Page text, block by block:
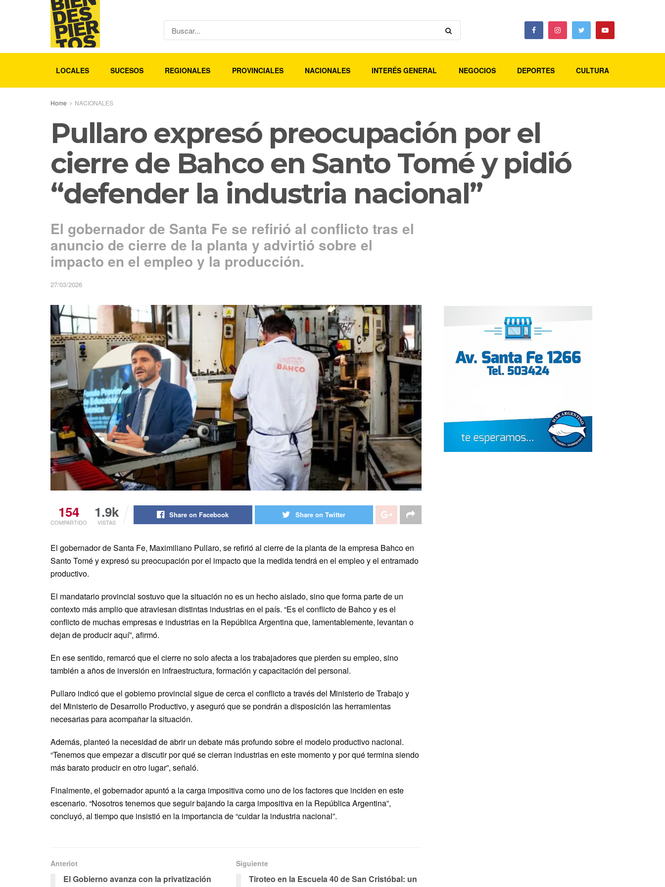
LOCALES SUCESOS REGIONALES PROVINCIALES NACIONALES INTERÉS GENERAL NEGOCIOS DEPORTES CULTURA
Home NACIONALES
Pullaro expresó preocupación por el
cierre de Bahco en Santo Tomé y pidió
“defender la industria nacional”
El gobernador de Santa Fe se refirió al conflicto tras el
anuncio de cierre de la planta y advirtió sobre el
impacto en el empleo y la producción.
27/03/2026
154
COMPARTIDO
1.9k
VISTAS
Share on Facebook Share on Twitter
El gobernador de Santa Fe, Maximiliano Pullaro, se refirió al cierre de la planta de la empresa Bahco en
Santo Tomé y expresó su preocupación por el impacto que la medida tendrá en el empleo y el entramado
productivo.
El mandatario provincial sostuvo que la situación no es un hecho aislado, sino que forma parte de un
contexto más amplio que atraviesan distintas industrias en el país. “Es el conflicto de Bahco y es el
conflicto de muchas empresas e industrias en la República Argentina que, lamentablemente, levantan o
dejan de producir aquí”, afirmó.
En ese sentido, remarcó que el cierre no solo afecta a los trabajadores que pierden su empleo, sino
también a años de inversión en infraestructura, formación y capacitación del personal.
Pullaro indicó que el gobierno provincial sigue de cerca el conflicto a través del Ministerio de Trabajo y
del Ministerio de Desarrollo Productivo, y aseguró que se pondrán a disposición las herramientas
necesarias para acompañar la situación.
Además, planteó la necesidad de abrir un debate más profundo sobre el modelo productivo nacional.
“Tenemos que empezar a discutir por qué se cierran industrias en este momento y por qué termina siendo
más barato producir en otro lugar”, señaló.
Finalmente, el gobernador apuntó a la carga impositiva como uno de los factores que inciden en este
escenario. “Nosotros tenemos que seguir bajando la carga impositiva en la República Argentina”,
concluyó, al tiempo que insistió en la importancia de “cuidar la industria nacional”.
Anteriot
El Gobierno avanza con la privatización
Siguiente
Tiroteo en la Escuela 40 de San Cristóbal: un